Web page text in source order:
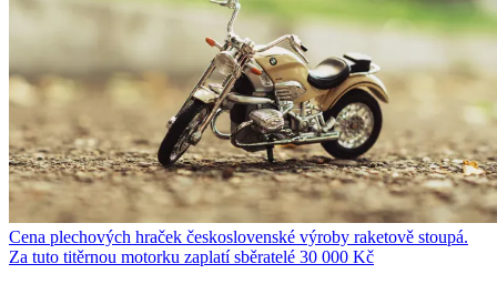
Cena plechových hraček československé výroby raketově stoupá.
Za tuto titěrnou motorku zaplatí sběratelé 30 000 Kč